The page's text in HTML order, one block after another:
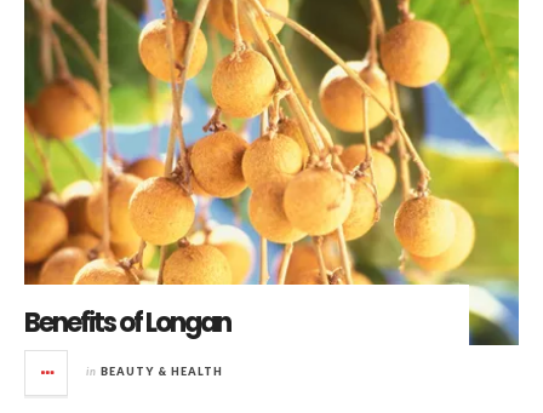
Benefits of Longan
in BEAUTY & HEALTH